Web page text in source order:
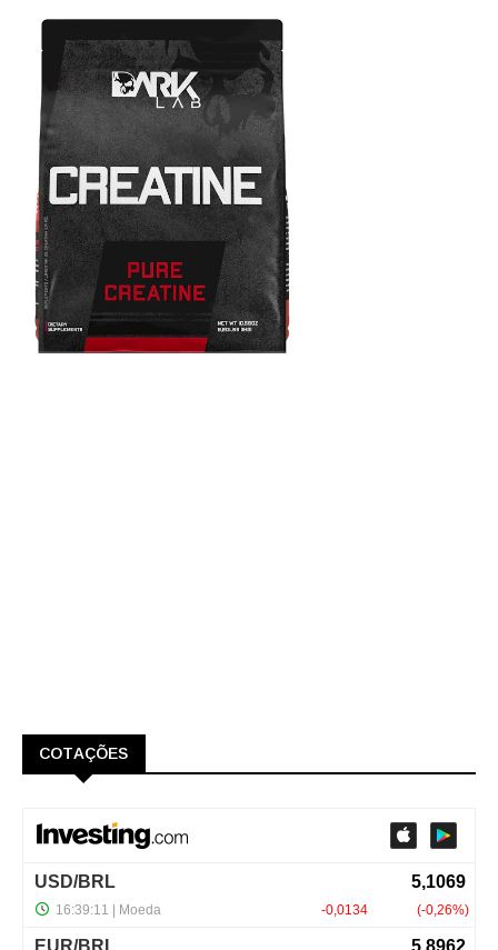
COTAÇÕES